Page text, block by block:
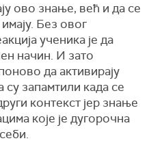
ово знање, већ и да се
имају. Без овог
ученика је да
начин. И зато
да активирају
запамтили када се
контекст јер знање
које је дугорочна